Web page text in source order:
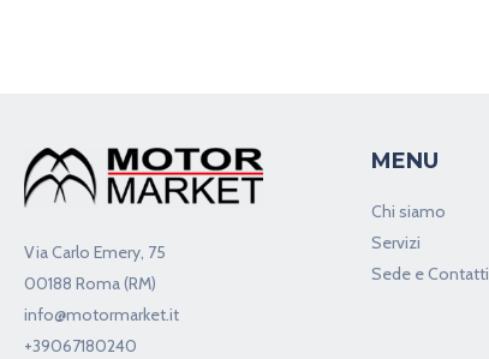
Via Carlo Emery, 75
00188 Roma (RM)
info@motormarket.it
+39067180240
MENU
Chi siamo
Servizi
Sede e Contatti